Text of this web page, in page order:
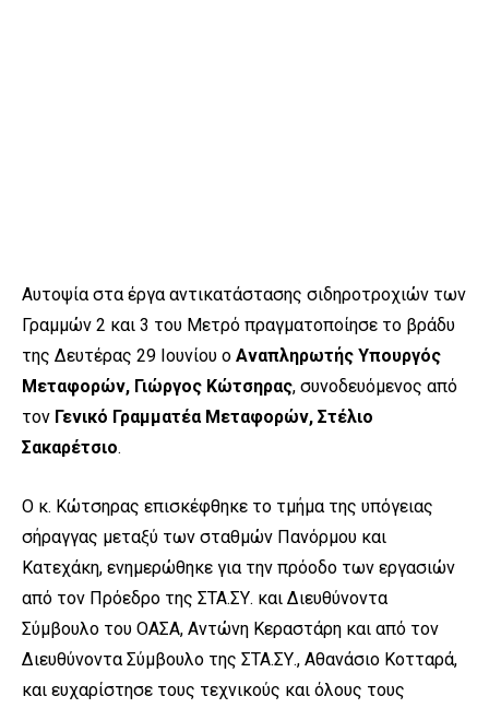
Αυτοψία στα έργα αντικατάστασης σιδηροτροχιών των
Γραμμών 2 και 3 του Μετρό πραγματοποίησε το βράδυ
της Δευτέρας 29 Ιουνίου ο Αναπληρωτής Υπουργός
Μεταφορών, Γιώργος Κώτσηρας, συνοδευόμενος από
τον Γενικό Γραμματέα Μεταφορών, Στέλιο
Σακαρέτσιο.
Ο κ. Κώτσηρας επισκέφθηκε το τμήμα της υπόγειας
σήραγγας μεταξύ των σταθμών Πανόρμου και
Κατεχάκη, ενημερώθηκε για την πρόοδο των εργασιών
από τον Πρόεδρο της ΣΤΑ.ΣΥ. και Διευθύνοντα
Σύμβουλο του ΟΑΣΑ, Αντώνη Κεραστάρη και από τον
Διευθύνοντα Σύμβουλο της ΣΤΑ.ΣΥ., Αθανάσιο Κοτταρά,
και ευχαρίστησε τους τεχνικούς και όλους τους